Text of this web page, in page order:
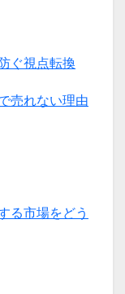
ぐ視点転換
売れない理由
る市場をどう